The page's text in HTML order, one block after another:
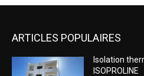
ARTICLES POPULAIRES
Isolation
ISOPROLINE